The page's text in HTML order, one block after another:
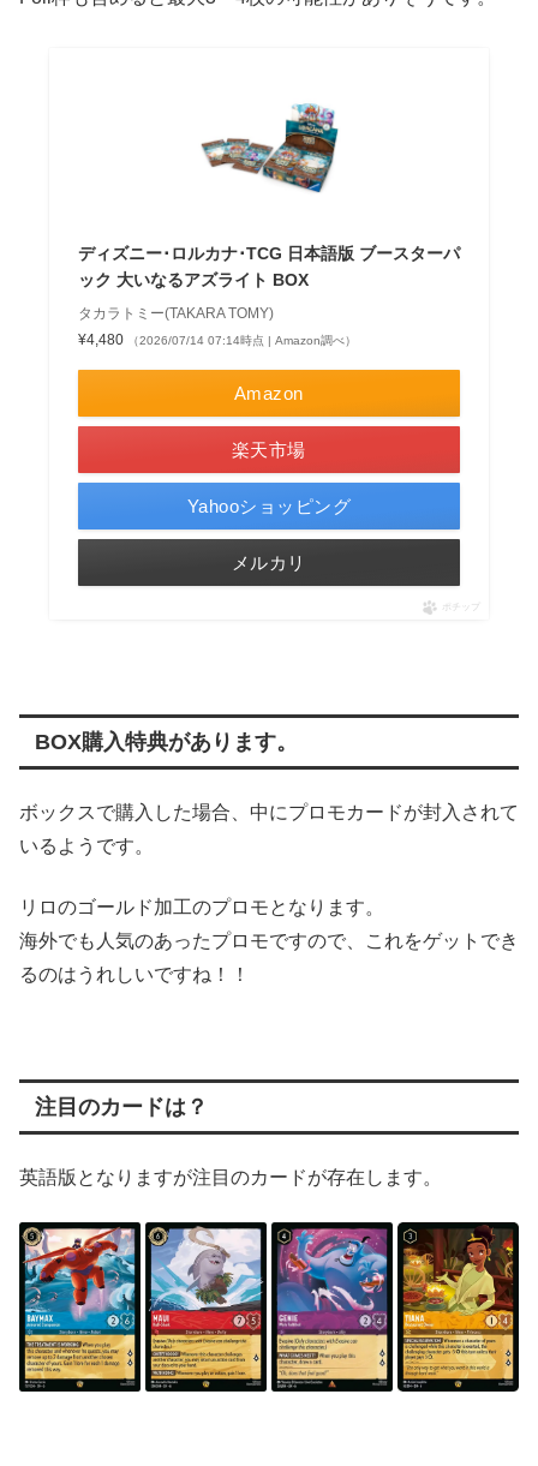
ディズニー･ロルカナ･TCG 日本語版 ブースターパ
ック 大いなるアズライト BOX
タカラトミー(TAKARA TOMY)
¥4,480
（2026/07/14 07:14時点 | Amazon調べ）
Amazon
楽天市場
Yahooショッピング
メルカリ
ポチップ
BOX購入特典があります。
ボックスで購入した場合、中にプロモカードが封入されて
いるようです。
リロのゴールド加工のプロモとなります。
海外でも人気のあったプロモですので、これをゲットでき
るのはうれしいですね！！
注目のカードは？
英語版となりますが注目のカードが存在します。